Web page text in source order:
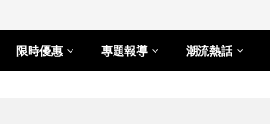
限時優惠 專題報導 潮流熱話